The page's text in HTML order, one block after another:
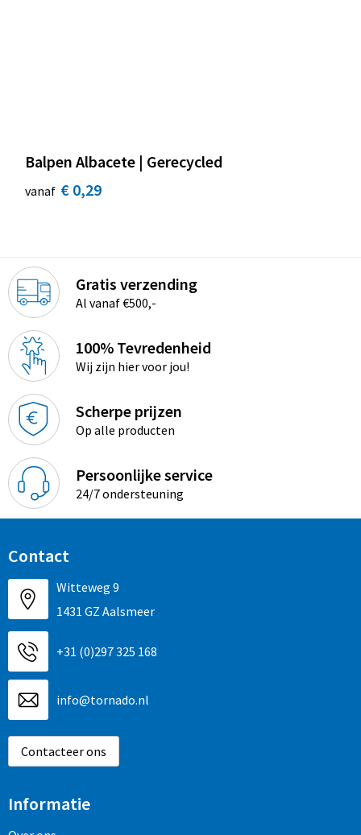
Balpen Albacete | Gerecycled
vanaf € 0,29
Gratis verzending
Al vanaf €500,-
100% Tevredenheid
Wij zijn hier voor jou!
Scherpe prijzen
Op alle producten
Persoonlijke service
24/7 ondersteuning
Contact
Witteweg 9
1431 GZ Aalsmeer
+31 (0)297 325 168
info@tornado.nl
Contacteer ons
Informatie